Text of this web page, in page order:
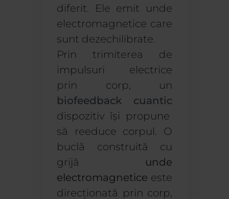
diferit. Ele emit unde
electromagnetice care
sunt dezechilibrate.
Prin trimiterea de
impulsuri electrice
prin corp, un
biofeedback cuantic
dispozitiv își propune
să reeduce corpul. O
buclă construită cu
grijă unde
electromagnetice este
direcționată prin corp,